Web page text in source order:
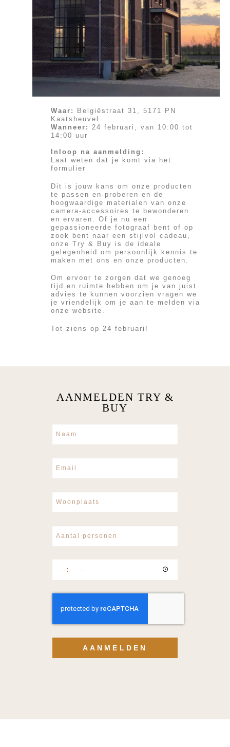
Waar:
Belgiëstraat 31, 5171 PN
Kaatsheuvel
Wanneer: 24 februari, van 10:00 tot
14:00 uur
Inloop na aanmelding:
Laat weten dat je komt via het
formulier
Dit is jouw kans om onze producten
te passen en proberen en de
hoogwaardige materialen van onze
camera-accessoires te bewonderen
en ervaren. Of je nu een
gepassioneerde fotograaf bent of op
zoek bent naar een stijlvol cadeau,
onze Try & Buy is de ideale
gelegenheid om persoonlijk kennis te
maken met ons en onze producten.
Om ervoor te zorgen dat we genoeg
tijd en ruimte hebben om je van juist
advies te kunnen voorzien vragen we
je vriendelijk om je aan te melden via
onze website.
Tot ziens op 24 februari!
AANMELDEN TRY &
BUY
AANMELDEN